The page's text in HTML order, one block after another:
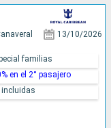
13/10/2026
familias
en el 2° pasajero